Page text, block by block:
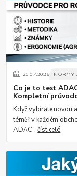
21.07.2026 NORMY
Co je to test
Kompletní
Když vybíráte novou
téměř v každém
ADAC“.číst celé